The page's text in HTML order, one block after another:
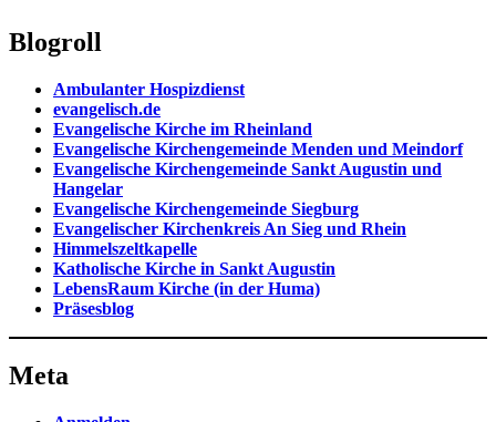
Blogroll
Ambulanter Hospizdienst
evangelisch.de
Evangelische Kirche im Rheinland
Evangelische Kirchengemeinde Menden und Meindorf
Evangelische Kirchengemeinde Sankt Augustin und
Hangelar
Evangelische Kirchengemeinde Siegburg
Evangelischer Kirchenkreis An Sieg und Rhein
Himmelszeltkapelle
Katholische Kirche in Sankt Augustin
LebensRaum Kirche (in der Huma)
Präsesblog
Meta